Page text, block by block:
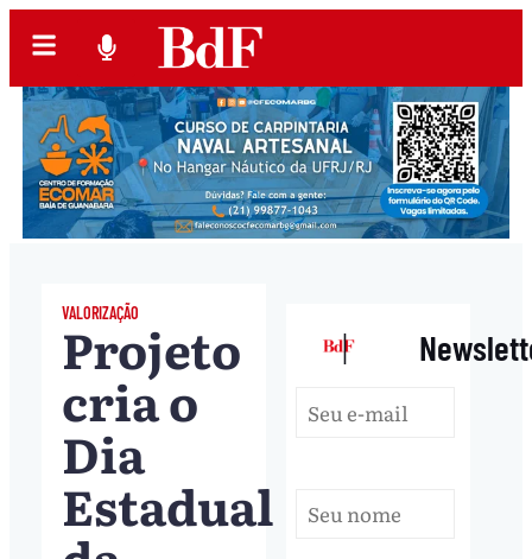
VALORIZAÇÃO
Projeto
cria o
Dia
Estadual
|